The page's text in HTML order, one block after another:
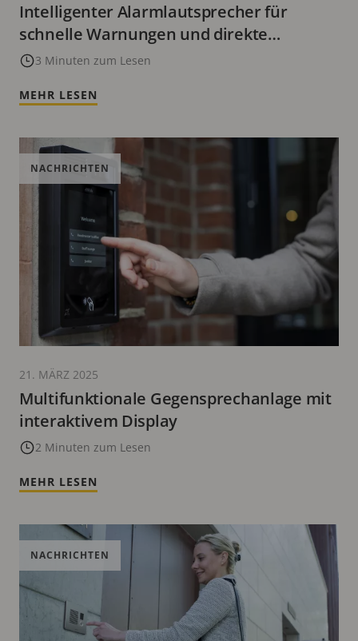
Intelligenter Alarmlautsprecher für
schnelle Warnungen und direkte
Kommunikation
3 Minuten zum Lesen
MEHR LESEN
Multifunktionale Gegensprechanlage mit
interaktivem Display
2 Minuten zum Lesen
NACHRICHTEN
21. MÄRZ 2025
MEHR LESEN
NACHRICHTEN